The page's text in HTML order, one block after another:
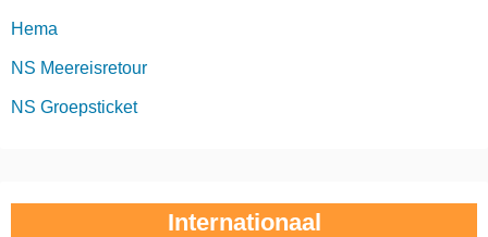
Hema
NS Meereisretour
NS Groepsticket
Internationaal